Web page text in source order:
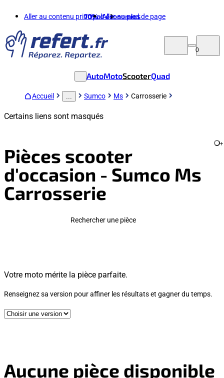
Aller au contenu principalAller au pied de page
70%d'économies
0
AutoMotoScooterQuad
Accueil Sumco Ms Carrosserie
Certains liens sont masqués
Pièces scooter
d'occasion - Sumco Ms
Carrosserie
+
Rechercher une pièce
Votre moto mérite la pièce parfaite.
Renseignez sa version pour affiner les résultats et gagner du temps.
Aucune pièce disponible